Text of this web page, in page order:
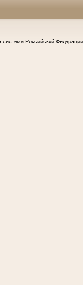
система Российской